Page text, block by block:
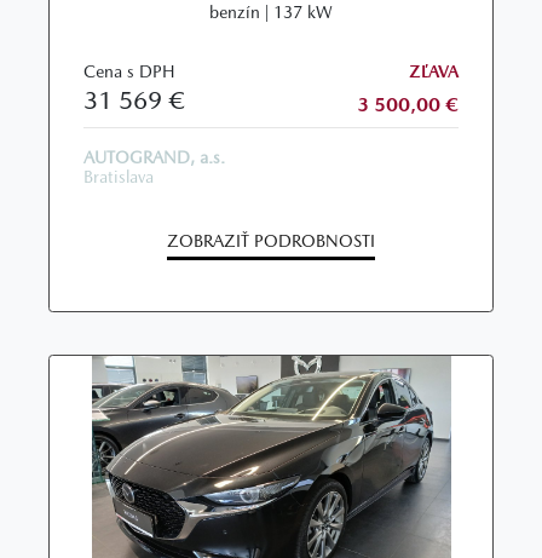
benzín | 137 kW
Cena s DPH
31 569 €
ZĽAVA
3 500,00 €
AUTOGRAND, a.s.
Bratislava
ZOBRAZIŤ PODROBNOSTI